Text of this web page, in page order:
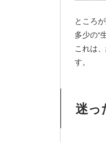
ところ
多少の“
これは
す。
迷っ